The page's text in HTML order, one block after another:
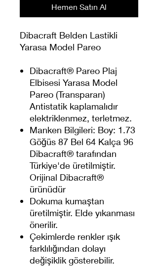
Hemen Satın Al
Dibacraft Belden Lastikli
Yarasa Model Pareo
Dibacraft® Pareo Plaj
Elbisesi Yarasa Model
Pareo (Transparan)
Antistatik kaplamalıdır
elektriklenmez, terletmez.
Manken Bilgileri: Boy: 1.73
Göğüs 87 Bel 64 Kalça 96
Dibacraft® tarafından
Türkiye'de üretilmiştir.
Orijinal Dibacraft®
ürünüdür
Dokuma kumaştan
üretilmiştir. Elde yıkanması
önerilir.
Çekimlerde renkler ışık
farklılığından dolayı
değişiklik gösterebilir.